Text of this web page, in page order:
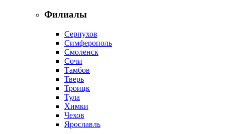
Филиалы
Серпухов
Симферополь
Смоленск
Сочи
Тамбов
Тверь
Троицк
Тула
Химки
Чехов
Ярославль